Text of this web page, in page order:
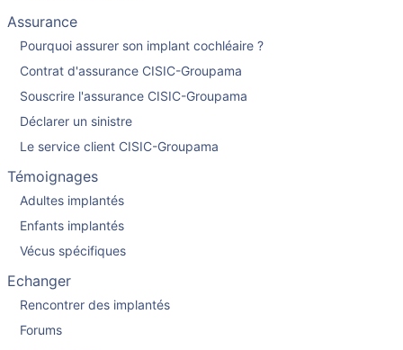
Assurance
Pourquoi assurer son implant cochléaire ?
Contrat d'assurance CISIC-Groupama
Souscrire l'assurance CISIC-Groupama
Déclarer un sinistre
Le service client CISIC-Groupama
Témoignages
Adultes implantés
Enfants implantés
Vécus spécifiques
Echanger
Rencontrer des implantés
Forums